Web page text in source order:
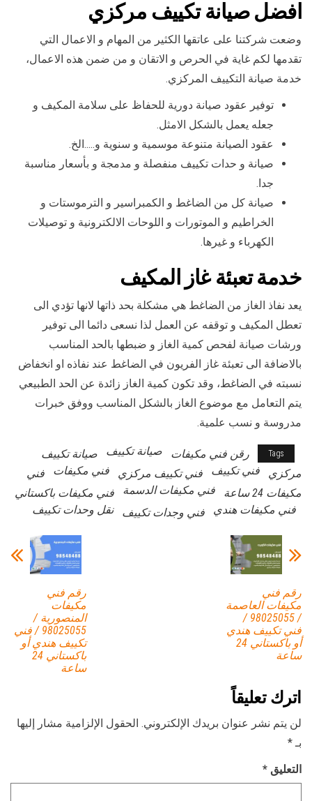
افضلصيانة تكييف مركزي
وضعت شركتنا على عاتقها الكثير من المهام و الاعمال التي
تقدمها لكم غاية في الحرص و الاتقان و من ضمن هذه الاعمال،
خدمة صيانة التكييف المركزي.
توفير عقود صيانة دورية للحفاظ على سلامة المكيف و
جعله يعمل بالشكل الامثل.
عقود الصيانة متنوعة موسمية و سنوية و…..الخ.
صيانة و حدات تكييف منفصلة و مدمجة و بأسعار مناسبة
جدا.
صيانة كل من الضاغط و الكمبراسير و الترموستات و
الخراطيم و الموتورات و اللوحات الالكترونية و توصيلات
الكهرباء و غيرها.
خدمةتعبئة غاز المكيف
يعد نفاذ الغاز من الضاغط هي مشكلة بحد ذاتها لانها تؤدي الى
تعطل المكيف و توقفه عن العمل لذا نسعى دائما الى توفير
ورشات صيانة لفحص كمية الغاز و ضبطها بالحد المناسب
بالاضافة الى تعبئة غاز الفريون في الضاغط عند نفاذه او انخفاض
نسبته في الضاغط، وقد تكون كمية الغاز زائدة عن الحد الطبيعي
يتم التعامل مع موضوع الغاز بالشكل المناسب ووفق خبرات
مدروسة و نسب علمية.
Tags رقن فني مكيفات صيانة تكييف
صيانة تكييف
مركزي
فني تكييف فني تكييف مركزي فني مكيفات
فني
مكيفات 24 ساعة
فني مكيفات الدسمة
فني مكيفات باكستاني
فني مكيفات هندي
فني وجدات تكييف نقل وحدات تكييف
رقم فني
مكيفات
المنصورية /
98025055 / فني
تكييف هندي أو
باكستاني 24
ساعة
رقم فني
مكيفات العاصمة
/ 98025055 /
فني تكييف هندي
أو باكستاني 24
ساعة
اترك تعليقاً
لن يتم نشر عنوان بريدك الإلكتروني. الحقول الإلزامية مشار إليها
بـ *
التعليق *